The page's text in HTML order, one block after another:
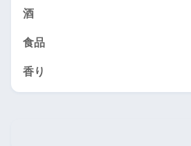
酒
食品
香り